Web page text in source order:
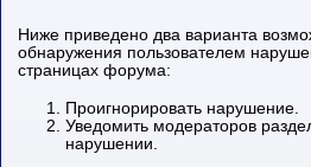
Ниже приведено два варианта
обнаружения пользователем
страницах форума:
Проигнорировать нарушение.
Уведомить модераторов
нарушении.